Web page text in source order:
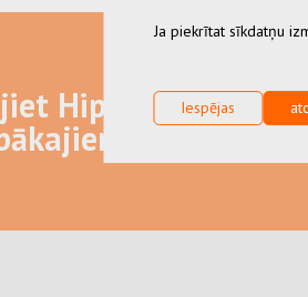
Hippopack
Ja piekrītat sīkdatņu
Iespējas